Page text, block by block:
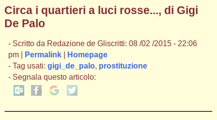
Circa i quartieri a luci rosse..., di Gigi
De Palo
- Scritto da Redazione de Gliscritti: 08 /02 /2015 - 22:06
pm |
Permalink|
Homepage
- Tag usati: gigi_de_palo, prostituzione
- Segnala questo articolo: